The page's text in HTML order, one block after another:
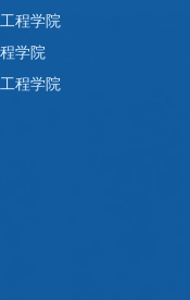
程学院
学院
程学院